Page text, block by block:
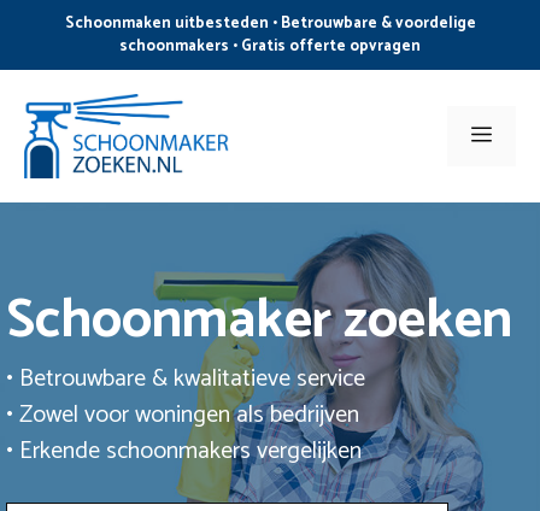
de
inhoud
Schoonmaken uitbesteden • Betrouwbare & voordelige
schoonmakers • Gratis offerte opvragen
Menu
Schoonmaker zoeken
• Betrouwbare & kwalitatieve service
• Zowel voor woningen als bedrijven
• Erkende schoonmakers vergelijken